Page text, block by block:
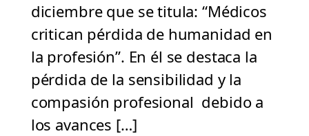
diciembre que se titula: “Médicos
critican pérdida de humanidad en
la profesión”. En él se destaca la
pérdida de la sensibilidad y la
compasión profesional debido a
los avances […]